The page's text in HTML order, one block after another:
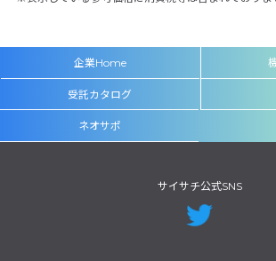
企業Home
受託カタログ
ネオサポ
サイサチ公式SNS